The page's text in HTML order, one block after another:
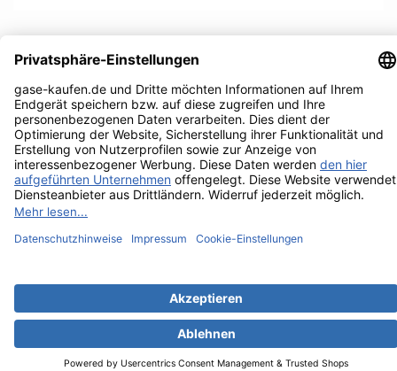
UNTERNEHMEN
RECHTLICHES
IHR KONTO 
KONTAKTINFORMATIONEN